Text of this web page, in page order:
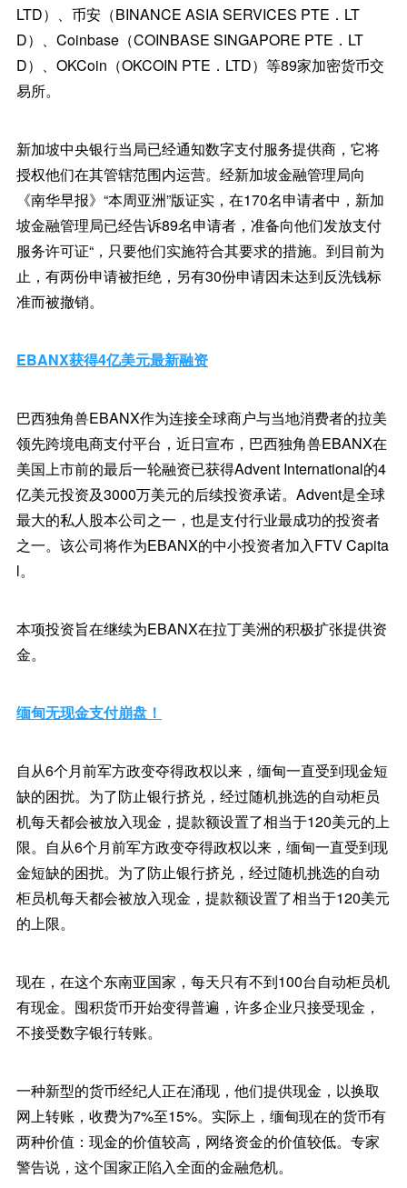
LTD）、币安（BINANCE ASIA SERVICES PTE．LT
D）、Coinbase（COINBASE SINGAPORE PTE．LT
D）、OKCoin（OKCOIN PTE．LTD）等89家加密货币交
易所。
新加坡中央银行当局已经通知数字支付服务提供商，它将
授权他们在其管辖范围内运营。经新加坡金融管理局向
《南华早报》“本周亚洲”版证实，在170名申请者中，新加
坡金融管理局已经告诉89名申请者，准备向他们发放支付
服务许可证“，只要他们实施符合其要求的措施。到目前为
止，有两份申请被拒绝，另有30份申请因未达到反洗钱标
准而被撤销。
EBANX获得4亿美元最新融资
巴西独角兽EBANX作为连接全球商户与当地消费者的拉美
领先跨境电商支付平台，近日宣布，巴西独角兽EBANX在
美国上市前的最后一轮融资已获得Advent International的4
亿美元投资及3000万美元的后续投资承诺。Advent是全球
最大的私人股本公司之一，也是支付行业最成功的投资者
之一。该公司将作为EBANX的中小投资者加入FTV Capita
l。
本项投资旨在继续为EBANX在拉丁美洲的积极扩张提供资
金。
缅甸无现金支付崩盘！
自从6个月前军方政变夺得政权以来，缅甸一直受到现金短
缺的困扰。为了防止银行挤兑，经过随机挑选的自动柜员
机每天都会被放入现金，提款额设置了相当于120美元的上
限。自从6个月前军方政变夺得政权以来，缅甸一直受到现
金短缺的困扰。为了防止银行挤兑，经过随机挑选的自动
柜员机每天都会被放入现金，提款额设置了相当于120美元
的上限。
现在，在这个东南亚国家，每天只有不到100台自动柜员机
有现金。囤积货币开始变得普遍，许多企业只接受现金，
不接受数字银行转账。
一种新型的货币经纪人正在涌现，他们提供现金，以换取
网上转账，收费为7%至15%。实际上，缅甸现在的货币有
两种价值：现金的价值较高，网络资金的价值较低。专家
警告说，这个国家正陷入全面的金融危机。